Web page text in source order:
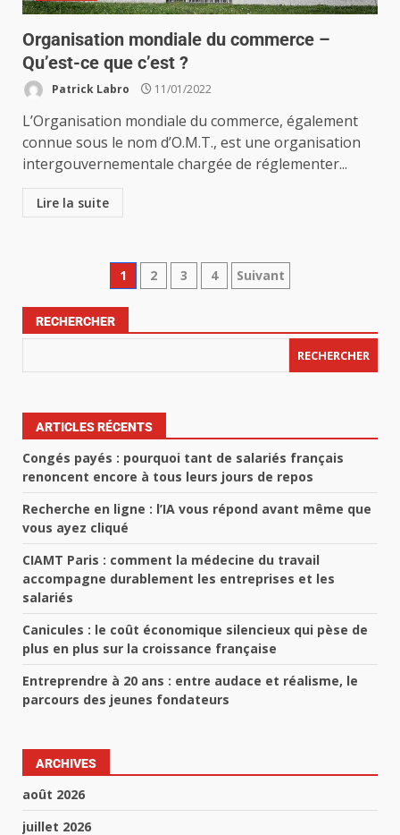
Organisation mondiale du commerce –
Qu’est-ce que c’est ?
Patrick Labro 11/01/2022
L’Organisation mondiale du commerce, également
connue sous le nom d’O.M.T., est une organisation
intergouvernementale chargée de réglementer...
Lire la suite
1 2 3 4 Suivant
RECHERCHER
RECHERCHER
ARTICLES RÉCENTS
Congés payés : pourquoi tant de salariés français
renoncent encore à tous leurs jours de repos
Recherche en ligne : l’IA vous répond avant même que
vous ayez cliqué
CIAMT Paris : comment la médecine du travail
accompagne durablement les entreprises et les
salariés
Canicules : le coût économique silencieux qui pèse de
plus en plus sur la croissance française
Entreprendre à 20 ans : entre audace et réalisme, le
parcours des jeunes fondateurs
ARCHIVES
août 2026
juillet 2026